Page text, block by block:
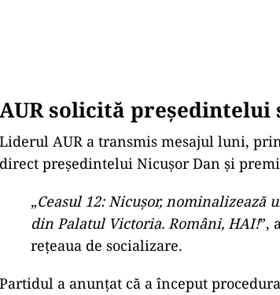
AUR solicită președintelui
Liderul AUR a transmis mesajul luni,
direct președintelui Nicușor Dan și
„Ceasul 12: Nicușor, nominalizează
din Palatul Victoria. Români, HAI!”,
rețeaua de socializare.
Partidul a anunțat că a început